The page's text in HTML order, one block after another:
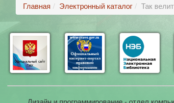
Главная Электронный каталог Так